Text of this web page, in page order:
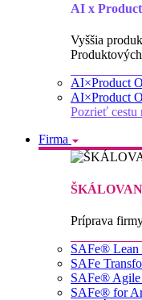
AI x
Vyššia
AI×Product
AI×Product
Pozrieť cestu
Firma
Príprava
SAFe® Lean
SAFe
SAFe® Agile
SAFe® for